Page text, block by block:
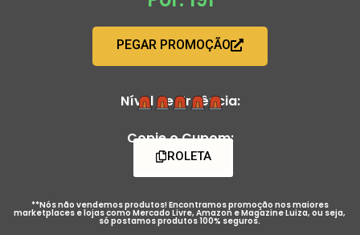
PEGAR PROMOÇÃO
Nível de Urgência:
Copie o Cupom:
ROLETA
**Nós não vendemos produtos! Encontramos promoção nos maiores
marketplaces e lojas como Mercado Livre, Amazon e Magazine Luiza, ou seja,
só postamos produtos 100% seguros.